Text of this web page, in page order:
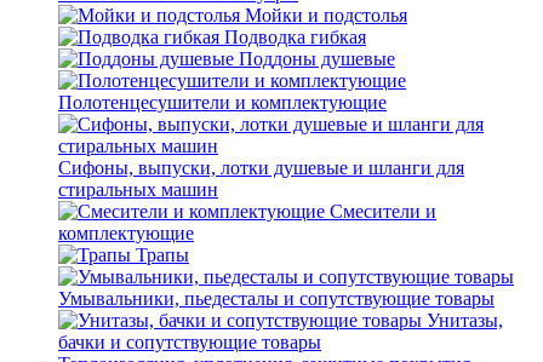
Мойки и подстолья
Подводка гибкая
Поддоны душевые
Полотенцесушители и комплектующие
Сифоны, выпуски, лотки душевые и шланги для
стиральных машин
Смесители и
комплектующие
Трапы
Умывальники, пьедесталы и сопутствующие товары
Унитазы,
бачки и сопутствующие товары